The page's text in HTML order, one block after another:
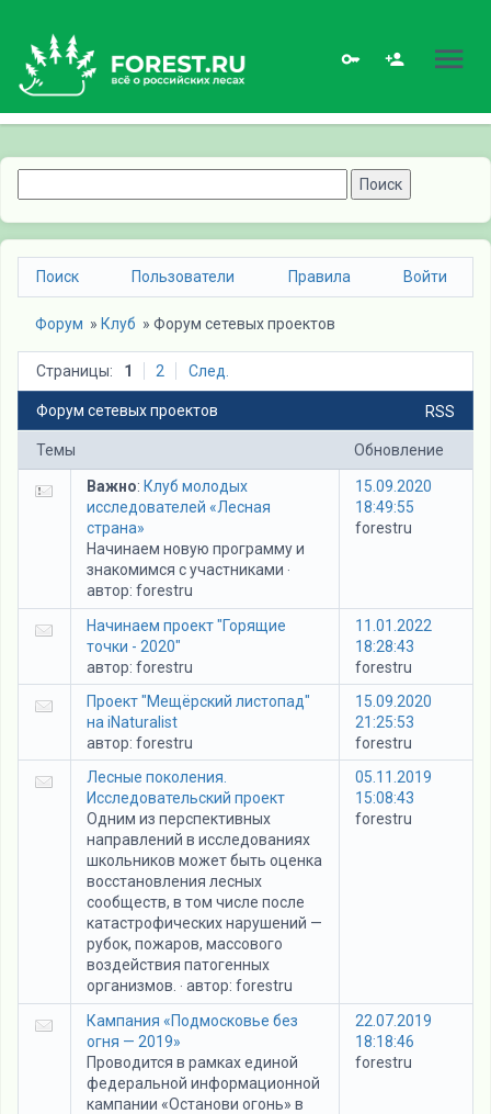
Поиск Пользователи Правила Войти
Форум » Клуб » Форум сетевых проектов
Страницы: 1 2 След.
RSS
Форум сетевых проектов
Темы Обновление
Важно: Клуб молодых
исследователей «Лесная
страна»
Начинаем новую программу и
знакомимся с участниками ·
автор: forestru
15.09.2020
18:49:55
forestru
Начинаем проект "Горящие
точки - 2020"
автор: forestru
11.01.2022
18:28:43
forestru
Проект "Мещёрский листопад"
на iNaturalist
автор: forestru
15.09.2020
21:25:53
forestru
Лесные поколения.
Исследовательский проект
Одним из перспективных
направлений в исследованиях
школьников может быть оценка
восстановления лесных
сообществ, в том числе после
катастрофических нарушений —
рубок, пожаров, массового
воздействия патогенных
организмов. · автор: forestru
05.11.2019
15:08:43
forestru
Кампания «Подмосковье без
огня — 2019»
Проводится в рамках единой
федеральной информационной
кампании «Останови огонь» в
22.07.2019
18:18:46
forestru